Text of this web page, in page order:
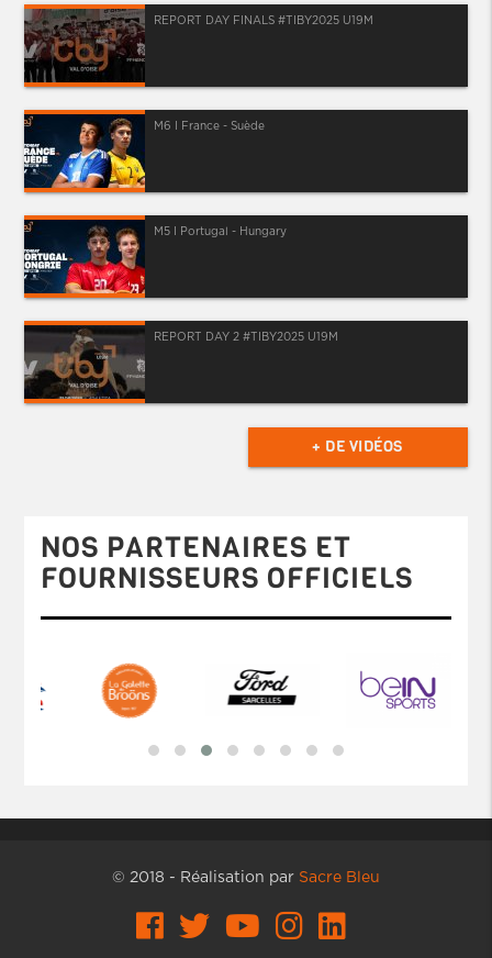
REPORT DAY FINALS #TIBY2025 U19M
M6 I France - Suède
M5 I Portugal - Hungary
REPORT DAY 2 #TIBY2025 U19M
+ DE VIDÉOS
NOS PARTENAIRES ET
FOURNISSEURS OFFICIELS
© 2018 - Réalisation par Sacre Bleu